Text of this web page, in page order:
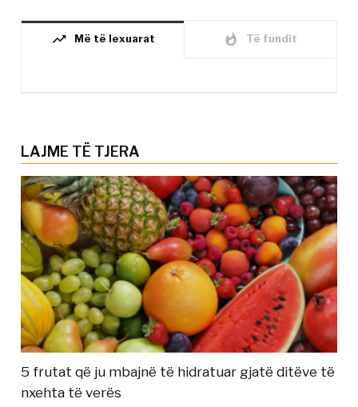
trending_up Më të lexuarat whatshot Të fundit
LAJME TË TJERA
5 frutat që ju mbajnë të hidratuar gjatë ditëve të
nxehta të verës